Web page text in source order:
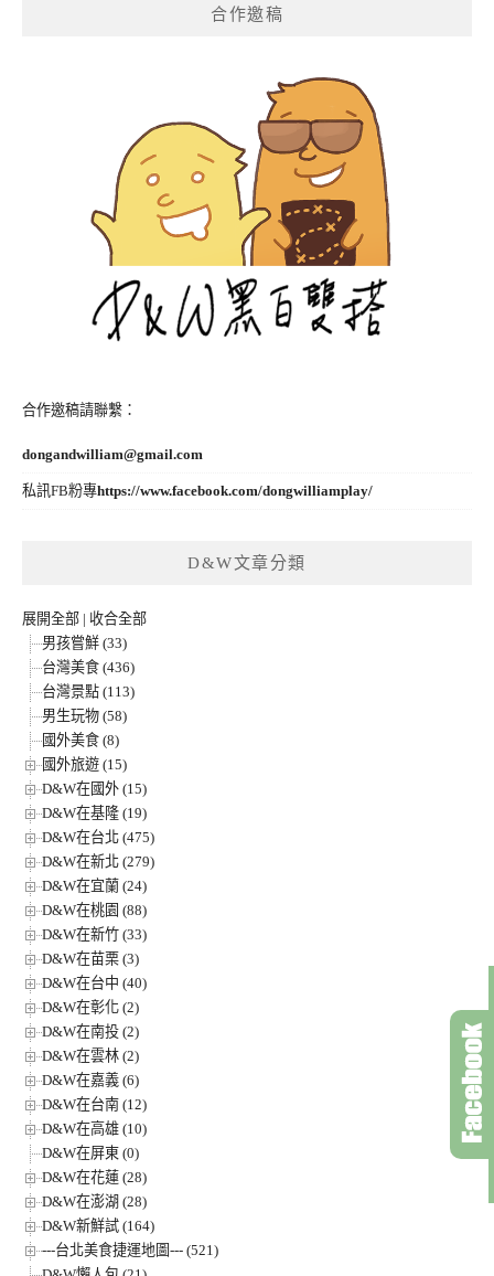
合作邀稿
合作邀稿請聯繫：
dongandwilliam@gmail.com
私訊FB粉專https://www.facebook.com/dongwilliamplay/
D&W文章分類
展開全部 | 收合全部
男孩嘗鮮 (33)
台灣美食 (436)
台灣景點 (113)
男生玩物 (58)
國外美食 (8)
國外旅遊 (15)
D&W在國外 (15)
D&W在基隆 (19)
D&W在台北 (475)
D&W在新北 (279)
D&W在宜蘭 (24)
D&W在桃園 (88)
D&W在新竹 (33)
D&W在苗栗 (3)
D&W在台中 (40)
D&W在彰化 (2)
D&W在南投 (2)
D&W在雲林 (2)
D&W在嘉義 (6)
D&W在台南 (12)
D&W在高雄 (10)
D&W在屏東 (0)
D&W在花蓮 (28)
D&W在澎湖 (28)
D&W新鮮試 (164)
---台北美食捷運地圖--- (521)